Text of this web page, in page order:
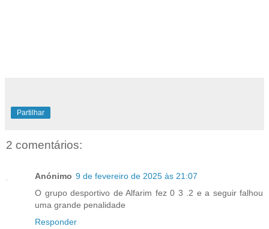
Partilhar
2 comentários:
Anónimo 9 de fevereiro de 2025 às 21:07
O grupo desportivo de Alfarim fez 0 3 .2 e a seguir falhou
uma grande penalidade
Responder